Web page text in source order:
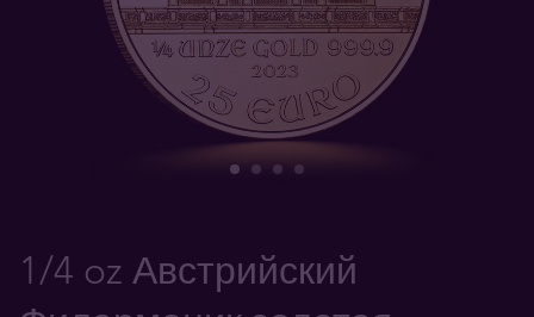
1/4 oz Австрийский